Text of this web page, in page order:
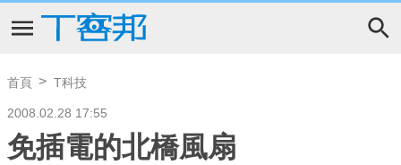
首頁 T科技
2008.02.28 17:55
免插電的北橋風扇